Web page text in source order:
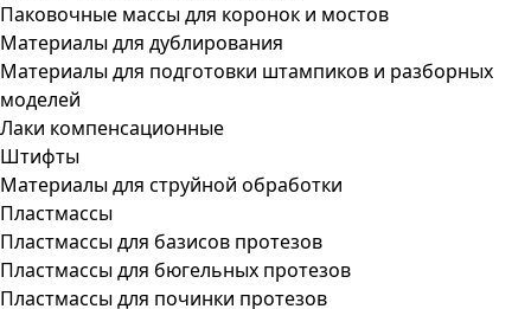
Паковочные массы для коронок и мостов
Материалы для дублирования
Материалы для подготовки штампиков и разборных
моделей
Лаки компенсационные
Штифты
Материалы для струйной обработки
Пластмассы
Пластмассы для базисов протезов
Пластмассы для бюгельных протезов
Пластмассы для починки протезов